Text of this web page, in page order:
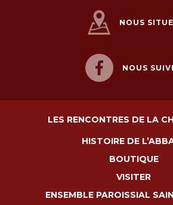
NOUS
NOUS
LES RENCONTRES DE LA
HISTOIRE DE
BOUTIQUE
VISITER
ENSEMBLE PAROISSIAL